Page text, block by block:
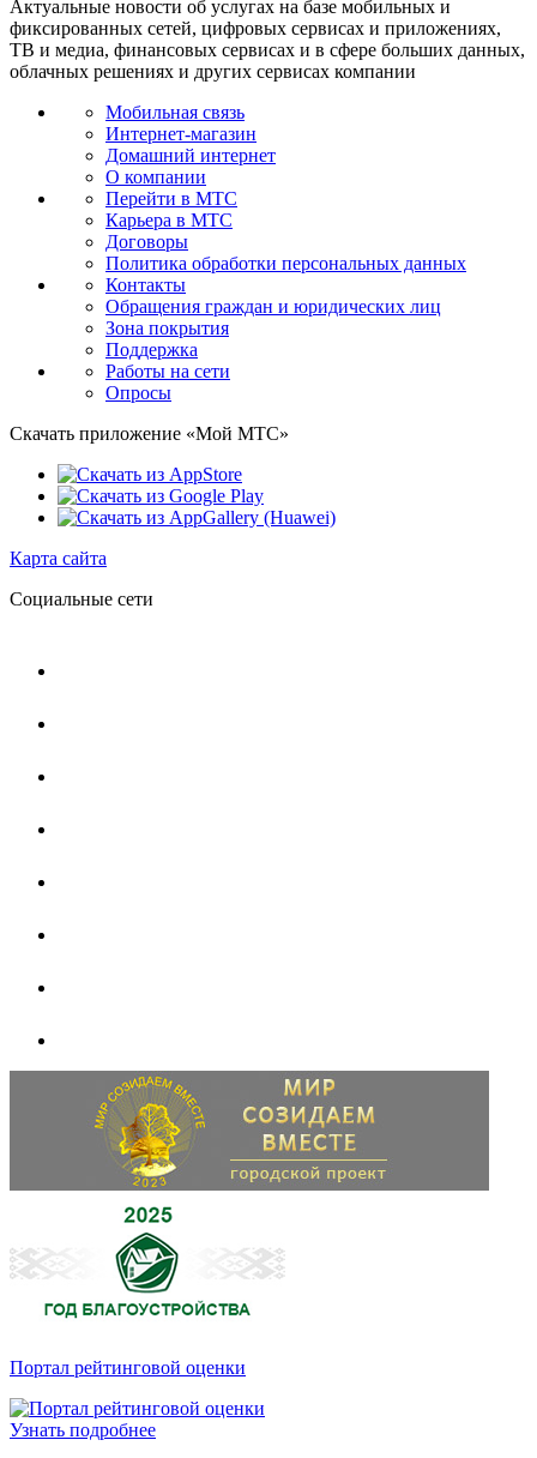
Актуальные новости об услугах на базе мобильных и
фиксированных сетей, цифровых сервисах и приложениях,
ТВ и медиа, финансовых сервисах и в сфере больших данных,
облачных решениях и других сервисах компании
Мобильная связь
Интернет-магазин
Домашний интернет
О компании
Перейти в МТС
Карьера в МТС
Договоры
Политика обработки персональных данных
Контакты
Обращения граждан и юридических лиц
Зона покрытия
Поддержка
Работы на сети
Опросы
Скачать приложение «Мой МТС»
Карта сайта
Социальные сети
Портал рейтинговой оценки
Узнать подробнее